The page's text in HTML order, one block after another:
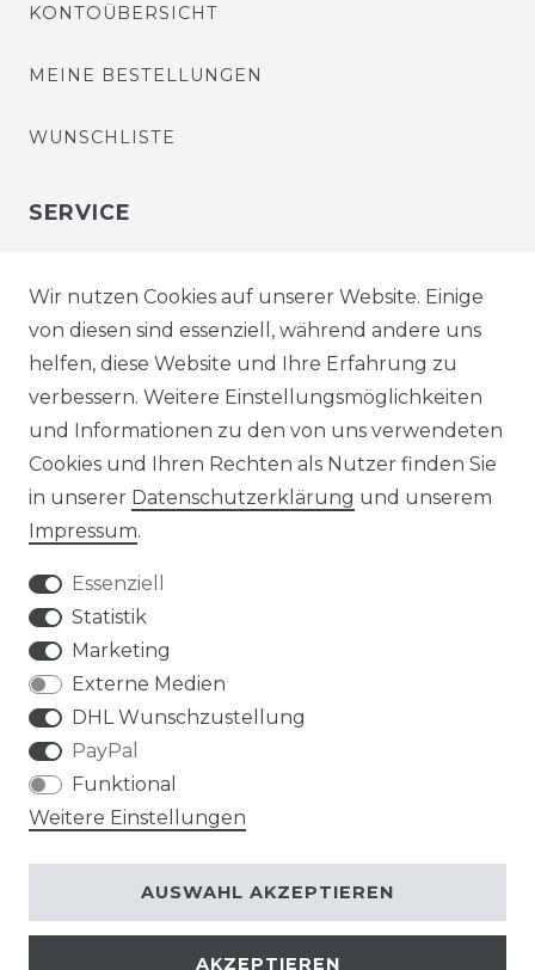
KONTOÜBERSICHT
MEINE BESTELLUNGEN
WUNSCHLISTE
SERVICE
ZAHLUNG / VERSAND
RETOUREN
AKTUELLES
STELLENANGEBOTE
NEWSLETTER
Impressum
AGB Widerrufs­recht
Wir nutzen Cookies auf unserer Website. Einige
von diesen sind essenziell, während andere uns
helfen, diese Website und Ihre Erfahrung zu
verbessern. Weitere Einstellungsmöglichkeiten
und Informationen zu den von uns verwendeten
Cookies und Ihren Rechten als Nutzer finden Sie
in unserer Daten­schutz­erklärung und unserem
Impressum.
Essenziell
Statistik
Marketing
Externe Medien
DHL Wunschzustellung
PayPal
Funktional
Weitere Einstellungen
AKZEPTIEREN
AUSWAHL AKZEPTIEREN